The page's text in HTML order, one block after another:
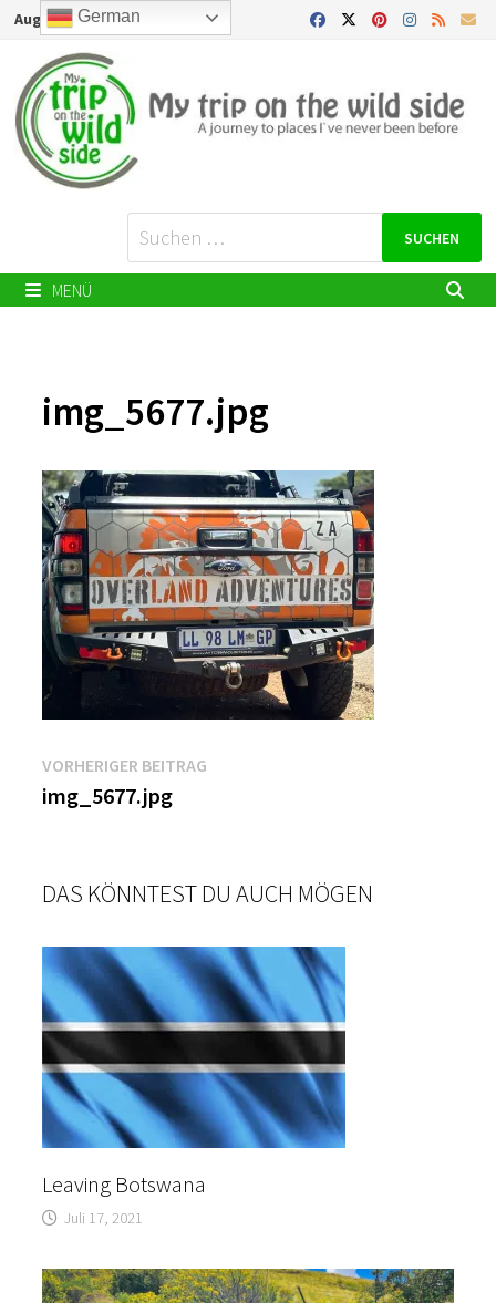
Zurück
Inhalt
August 6, 2026
Suchen
nach:
MENÜ
img_5677.jpg
Beitragsnavigation
VORHERIGER BEITRAG
img_5677.jpg
DAS KÖNNTEST DU AUCH MÖGEN
Leaving Botswana
Juli 17, 2021
German